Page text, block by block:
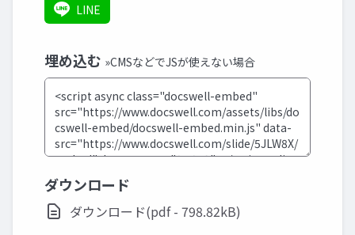
LINE
埋め込む »CMSなどでJSが使えない場合
ダウンロード
ダウンロード(pdf - 798.82kB)